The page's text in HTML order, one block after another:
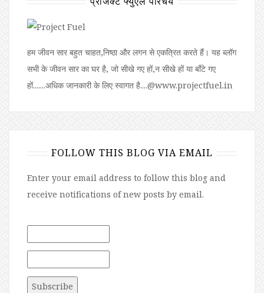
हम जीवन सार बहुत चाहत,निष्ठा और लगन से एकत्रित करते हैं। यह ब्लॉग
सभी के जीवन सार का घर है, जो सीखे गए हों,न सीखे हों या बॉंटे गए
हों.......अधिक जानकारी के लिए स्वागत है....@www.projectfuel.in
FOLLOW THIS BLOG VIA EMAIL
Enter your email address to follow this blog and
receive notifications of new posts by email.